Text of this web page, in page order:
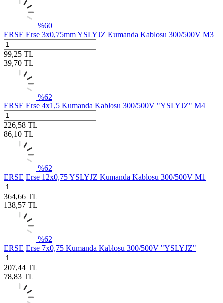
%60
ERSE Erse 3x0,75mm YSLYJZ Kumanda Kablosu 300/500V M3
99,25 TL
39,70 TL
%62
ERSE Erse 4x1,5 Kumanda Kablosu 300/500V "YSLYJZ" M4
226,58 TL
86,10 TL
%62
ERSE Erse 12x0,75 YSLYJZ Kumanda Kablosu 300/500V M1
364,66 TL
138,57 TL
%62
ERSE Erse 7x0,75 Kumanda Kablosu 300/500V "YSLYJZ"
207,44 TL
78,83 TL